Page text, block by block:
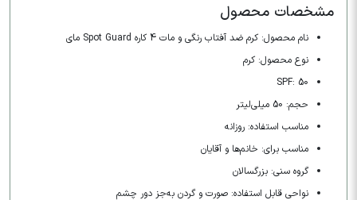
مشخصات محصول
نام محصول: کرم ضد آفتاب رنگی و مات 4 کاره Spot Guard مای
نوع محصول: کرم
SPF: 50
حجم: 50 میلی‌لیتر
مناسب استفاده: روزانه
مناسب برای: خانم‌ها و آقایان
گروه سنی: بزرگسالان
نواحی قابل استفاده: صورت و گردن به‌جز دور چشم